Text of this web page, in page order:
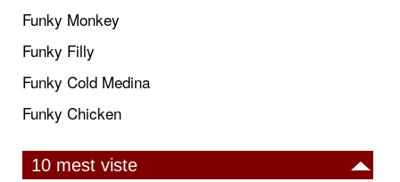
Funky Monkey
Funky Filly
Funky Cold Medina
Funky Chicken
10 mest viste